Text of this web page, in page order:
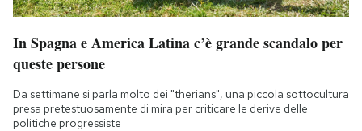
In Spagna e America Latina c’è grande scandalo per
queste persone
Da settimane si parla molto dei "therians", una piccola sottocultura
presa pretestuosamente di mira per criticare le derive delle
politiche progressiste